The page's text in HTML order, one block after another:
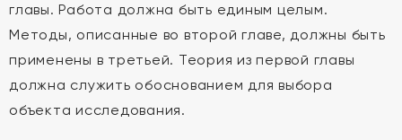
главы. Работа должна быть единым целым.
Методы, описанные во второй главе, должны быть
применены в третьей. Теория из первой главы
должна служить обоснованием для выбора
объекта исследования.